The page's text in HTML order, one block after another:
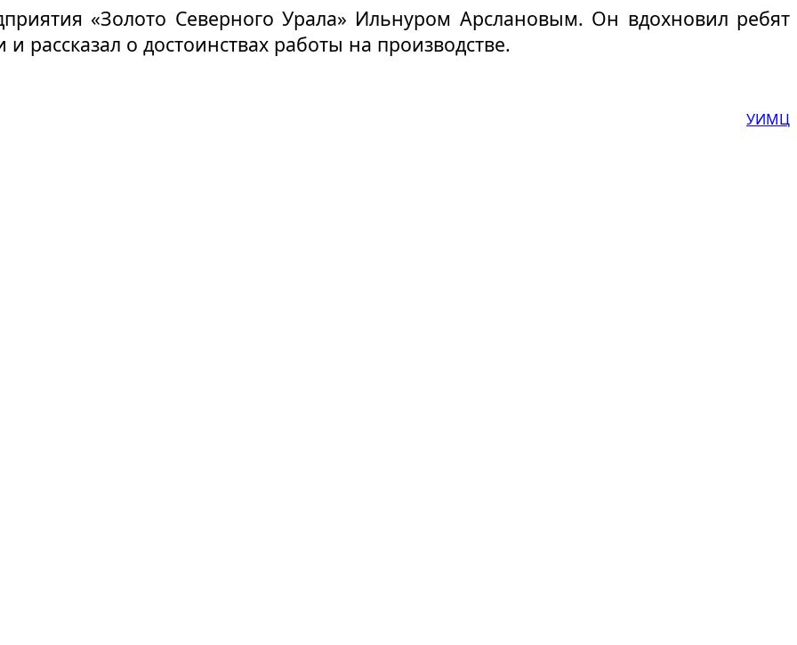
«Золото Северного Урала» Ильнуром Арслановым. Он вдохновил ребят
рассказал о достоинствах работы на производстве.
УИМЦ